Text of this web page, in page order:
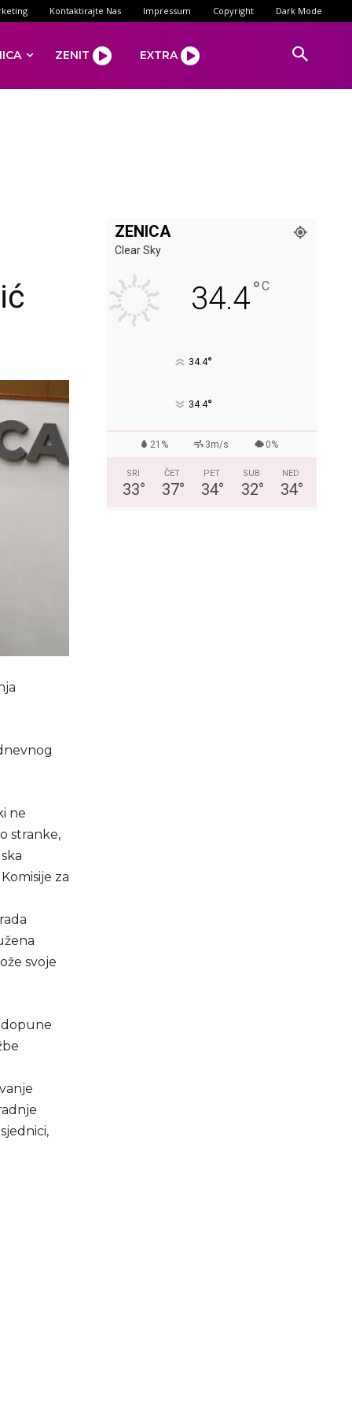
Kontaktirajte Nas Impressum Copyright Dark Mode
ZENIT EXTRA
ne
stranke,
za
svoje
dopune
ZENICA
Clear Sky
34.4°C
34.4°
34.4°
21% 3m/s 0%
SRI
33°
ČET
37°
PET
34°
SUB
32°
NED
34°